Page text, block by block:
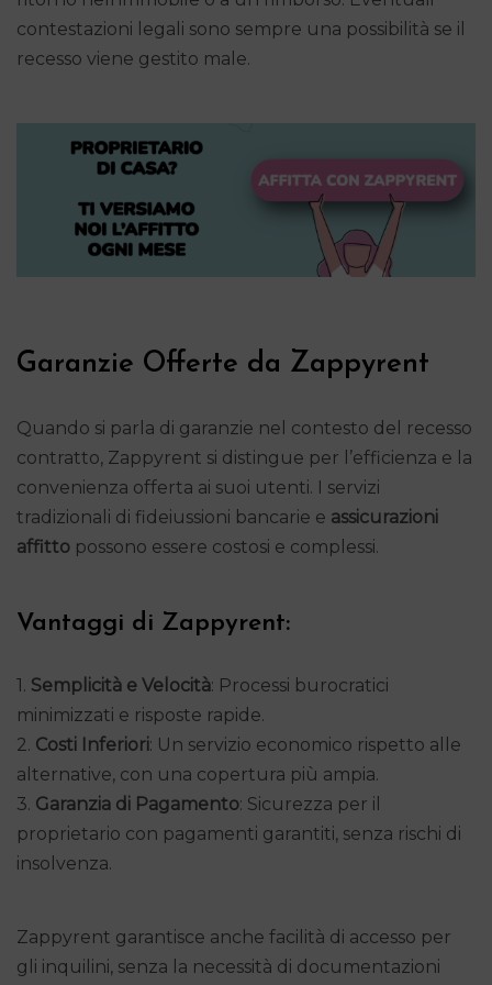
contestazioni legali sono sempre una possibilità se il
recesso viene gestito male.
Garanzie Offerte da Zappyrent
Quando si parla di garanzie nel contesto del recesso
contratto, Zappyrent si distingue per l’efficienza e la
convenienza offerta ai suoi utenti. I servizi
tradizionali di fideiussioni bancarie e assicurazioni
affitto possono essere costosi e complessi.
Vantaggi di Zappyrent:
1. Semplicità e Velocità: Processi burocratici
minimizzati e risposte rapide.
2. Costi Inferiori: Un servizio economico rispetto alle
alternative, con una copertura più ampia.
3. Garanzia di Pagamento: Sicurezza per il
proprietario con pagamenti garantiti, senza rischi di
insolvenza.
Zappyrent garantisce anche facilità di accesso per
gli inquilini, senza la necessità di documentazioni